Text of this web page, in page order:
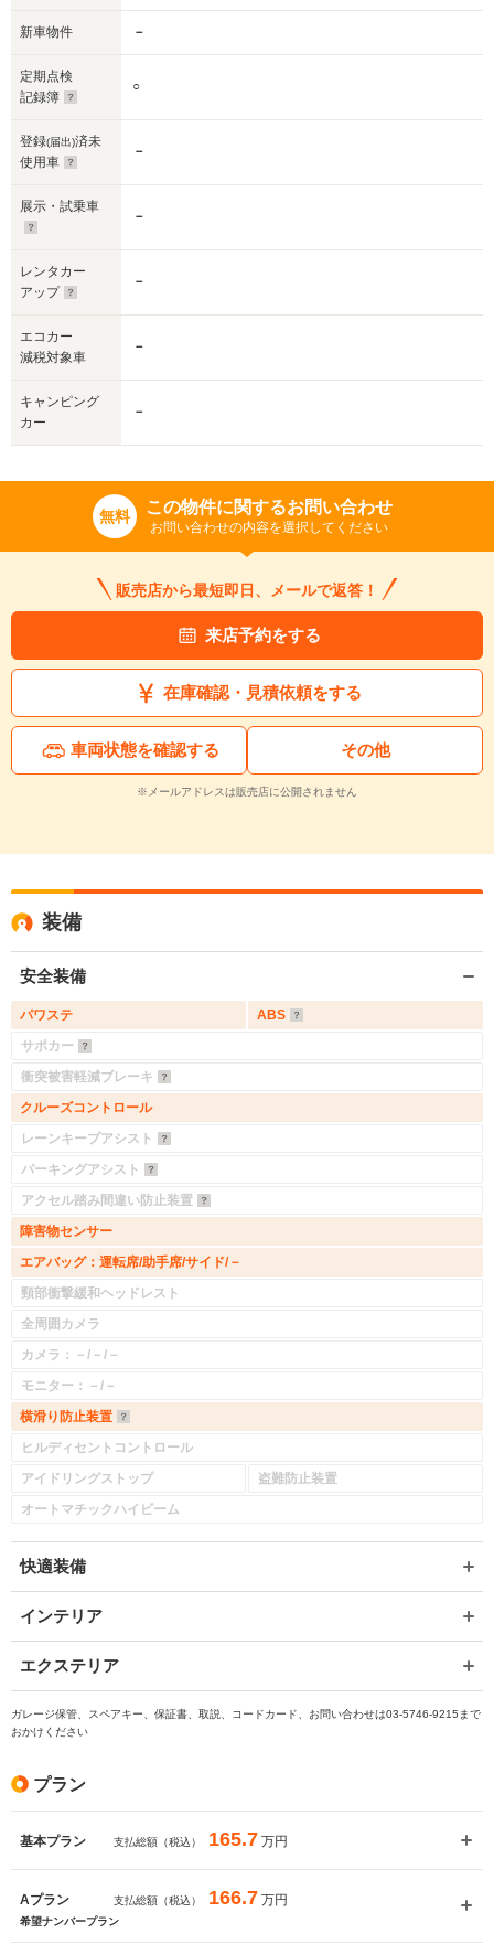
新車物件 －
定期点検
記録簿
○
登録(届出)済未
使用車
－
展示・試乗車
－
レンタカー
アップ
－
エコカー
減税対象車
－
キャンピング
カー
－
無料 この物件に関するお問い合わせ
お問い合わせの内容を選択してください
販売店から最短即日、メールで返答！
来店予約をする
在庫確認・見積依頼をする
車両状態を確認する その他
※メールアドレスは販売店に公開されません
装備
安全装備
パワステ
ABS
サポカー
衝突被害軽減ブレーキ
クルーズコントロール
レーンキープアシスト
パーキングアシスト
アクセル踏み間違い防止装置
障害物センサー
エアバッグ：運転席/助手席/サイド/－
頸部衝撃緩和ヘッドレスト
全周囲カメラ
カメラ：－/－/－
モニター：－/－
横滑り防止装置
ヒルディセントコントロール
アイドリングストップ
盗難防止装置
オートマチックハイビーム
快適装備
インテリア
エクステリア
ガレージ保管、スペアキー、保証書、取説、コードカード、お問い合わせは03-5746-9215まで
おかけください
プラン
基本プラン 支払総額（税込） 165.7 万円
Aプラン 支払総額（税込） 166.7 万円
希望ナンバープラン